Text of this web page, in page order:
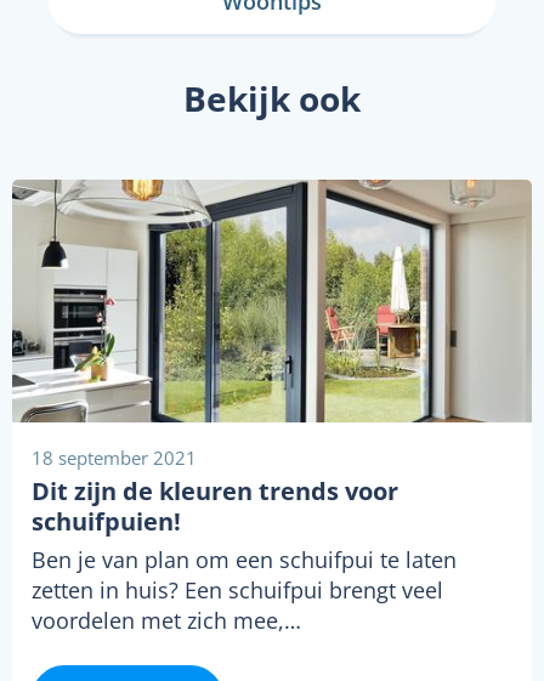
Bekijk ook
18 september 2021
Dit zijn de kleuren trends voor
schuifpuien!
Ben je van plan om een schuifpui te laten
zetten in huis? Een schuifpui brengt veel
voordelen met zich mee,…